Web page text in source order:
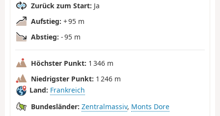
Zurück zum Start: Ja
Aufstieg: + 95 m
Abstieg: - 95 m
Höchster Punkt: 1 346 m
Niedrigster Punkt: 1 246 m
Land: Frankreich
Bundesländer: Zentralmassiv, Monts Dore